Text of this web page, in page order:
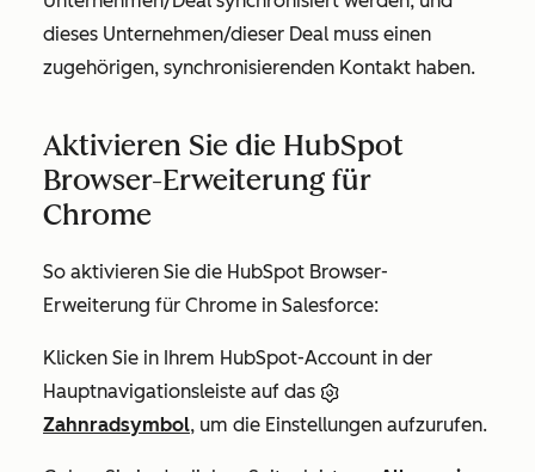
dieses Unternehmen/dieser Deal muss einen
zugehörigen, synchronisierenden Kontakt haben.
Aktivieren Sie die HubSpot
Browser-Erweiterung für
Chrome
So aktivieren Sie die HubSpot Browser-
Erweiterung für Chrome in Salesforce:
Klicken Sie in Ihrem HubSpot-Account in der
Hauptnavigationsleiste auf das
Zahnradsymbol, um die Einstellungen aufzurufen.